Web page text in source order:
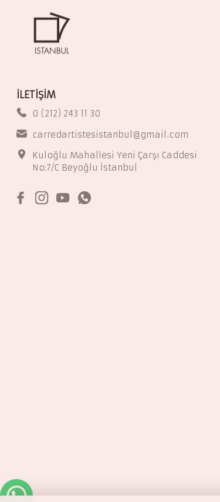
İLETİŞİM
0 (212) 243 11 30
carredartistesistanbul@gmail.com
Kuloğlu Mahallesi Yeni Çarşı Caddesi
No:7/C Beyoğlu İstanbul